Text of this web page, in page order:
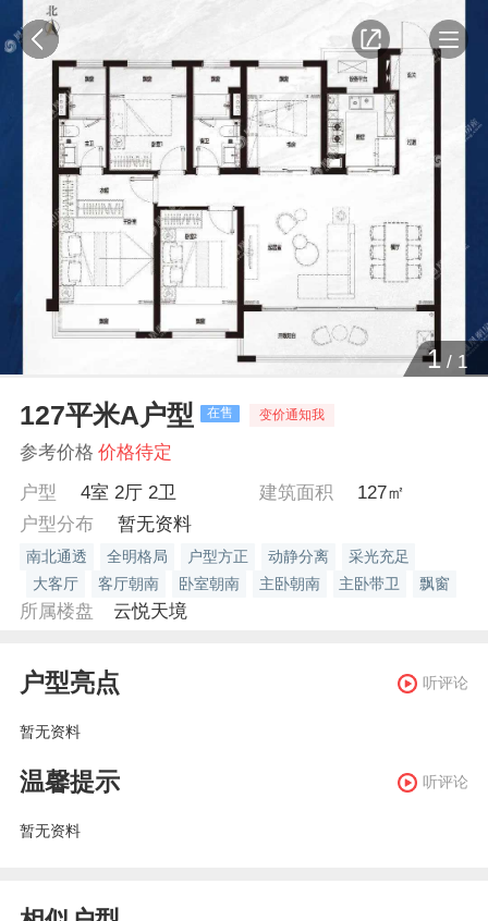
1/ 1
127平米A户型 在售 变价通知我
参考价格 价格待定
户型
4室 2厅 2卫 建筑面积
127㎡
户型分布
暂无资料
南北通透 全明格局 户型方正 动静分离
采光充足
大客厅
客厅朝南 卧室朝南 主卧朝南 主卧带卫 飘窗
所属楼盘 云悦天境
户型亮点 听评论
暂无资料
温馨提示 听评论
暂无资料